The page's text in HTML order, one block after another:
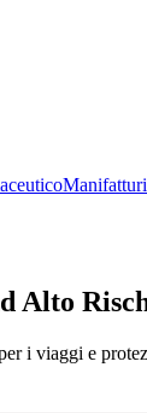
Alto
i viaggi e